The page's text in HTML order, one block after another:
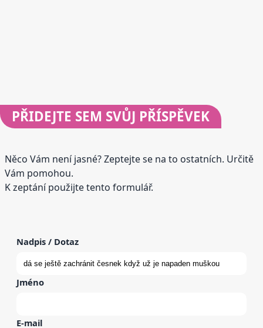
PŘIDEJTE SEM SVŮJ PŘÍSPĚVEK
Něco Vám není jasné? Zeptejte se na to ostatních. Určitě
Vám pomohou.
K zeptání použijte tento formulář.
Nadpis / Dotaz
Jméno
E-mail